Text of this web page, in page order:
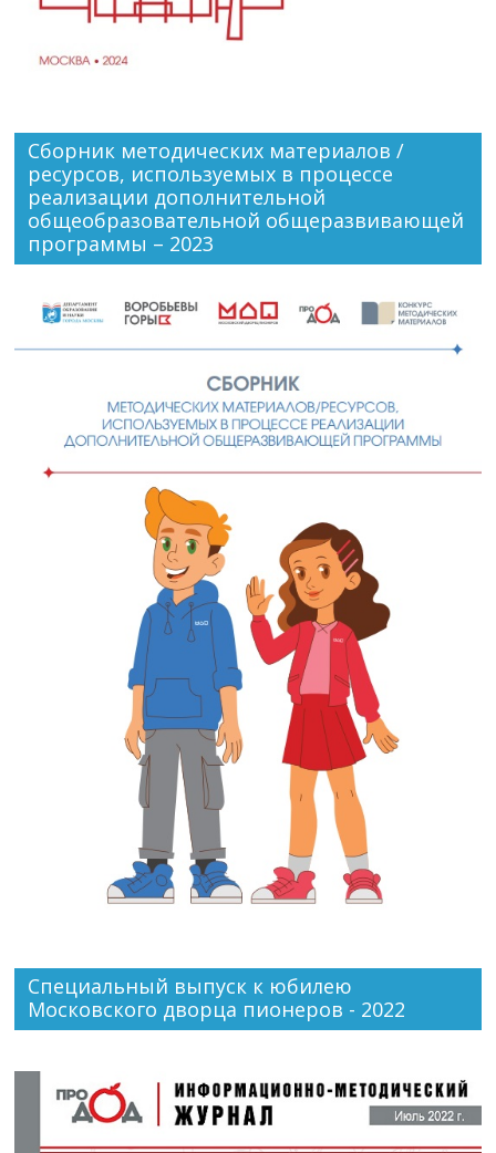
Сборник методических материалов /
ресурсов, используемых в процессе
реализации дополнительной
общеобразовательной общеразвивающей
программы – 2023
Специальный выпуск к юбилею
Московского дворца пионеров - 2022